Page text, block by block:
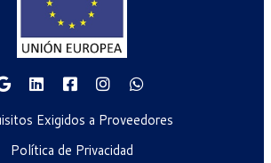
Exigidos a Proveedores
Política de Privacidad